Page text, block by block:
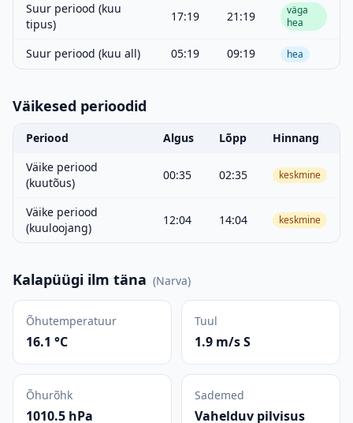
Suur periood (kuu
tipus)
17:19 21:19
väga
hea
Suur periood (kuu all) 05:19 09:19 hea
Väikesed perioodid
Periood Algus Lõpp
Hinnang
Väike periood
(kuutõus)
00:35 02:35 keskmine
Väike periood
(kuuloojang)
12:04 14:04 keskmine
Kalapüügi ilm täna (Narva)
Õhutemperatuur
16.1 °C
Tuul
1.9 m/s S
Õhurõhk
1010.5 hPa
Sademed
Vahelduv pilvisus